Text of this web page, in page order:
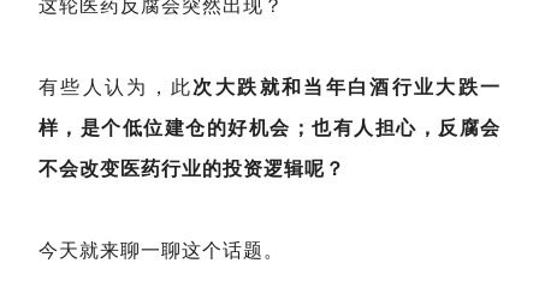
有些人认为，此次大跌就和当年白酒行业大跌一
样，是个低位建仓的好机会；也有人担心，反腐会
不会改变医药行业的投资逻辑呢？
今天就来聊一聊这个话题。